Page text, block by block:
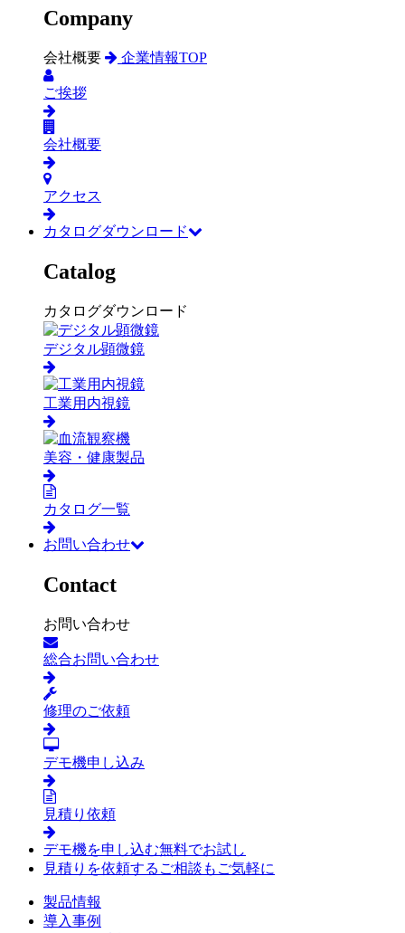
Company
会社概要 企業情報TOP
ご挨拶
会社概要
アクセス
カタログダウンロード
Catalog
カタログダウンロード
デジタル顕微鏡
工業用内視鏡
美容・健康製品
カタログ一覧
お問い合わせ
Contact
お問い合わせ
総合お問い合わせ
修理のご依頼
デモ機申し込み
見積り依頼
デモ機を申し込む無料でお試し
見積りを依頼する ご相談もご気軽に
製品情報
導入事例